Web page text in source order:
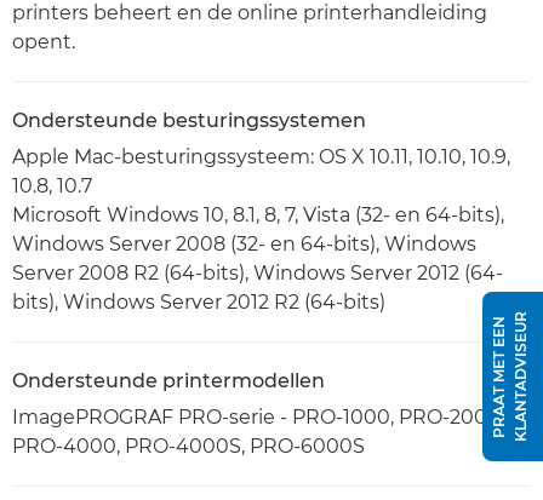
printers beheert en de online printerhandleiding
opent.
Ondersteunde besturingssystemen
Apple Mac-besturingssysteem: OS X 10.11, 10.10, 10.9,
10.8, 10.7
Microsoft Windows 10, 8.1, 8, 7, Vista (32- en 64-bits),
Windows Server 2008 (32- en 64-bits), Windows
Server 2008 R2 (64-bits), Windows Server 2012 (64-
bits), Windows Server 2012 R2 (64-bits)
Ondersteunde printermodellen
ImagePROGRAF PRO-serie - PRO-1000, PRO-2000,
PRO-4000, PRO-4000S, PRO-6000S
P
R
A
A
T
M
E
T
E
E
N
K
L
A
N
T
A
D
V
I
S
E
UR